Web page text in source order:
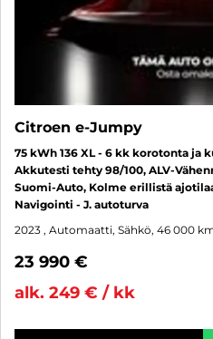
Citroen e-Jumpy
75 kWh 136 XL - 6 kk korotonta ja
Akkutesti tehty 98/100, ALV-
Suomi-Auto, Kolme erillistä
Navigointi - J. autoturva
2023 , Automaatti, Sähkö, 46 000
23 990 €
alk. 249 € / kk